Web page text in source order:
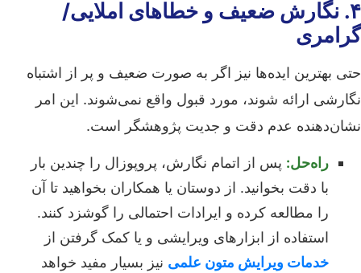
۴. نگارش ضعیف و خطاهای املایی/
گرامری
حتی بهترین ایده‌ها نیز اگر به صورت ضعیف و پر از اشتباه
نگارشی ارائه شوند، مورد قبول واقع نمی‌شوند. این امر
نشان‌دهنده عدم دقت و جدیت پژوهشگر است.
راه‌حل: پس از اتمام نگارش، پروپوزال را چندین بار
با دقت بخوانید. از دوستان یا همکاران بخواهید تا آن
را مطالعه کرده و ایرادات احتمالی را گوشزد کنند.
استفاده از ابزارهای ویرایشی و یا کمک گرفتن از
خدمات ویرایش متون علمی نیز بسیار مفید خواهد